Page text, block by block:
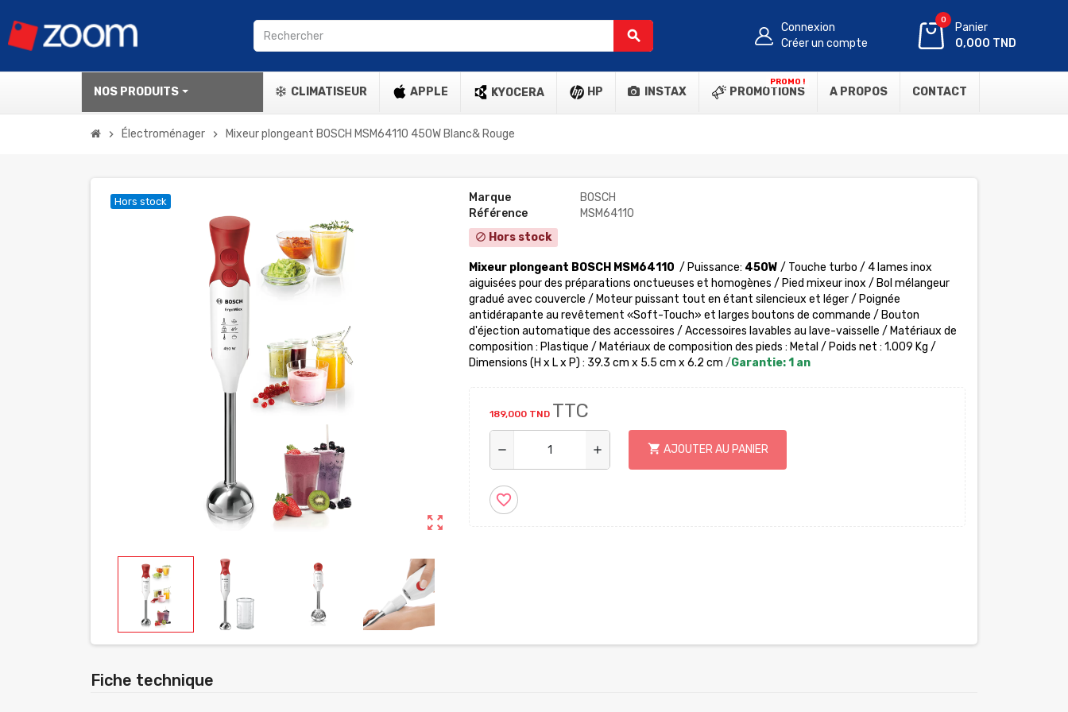
search
Connexion
Créer un compte
0
Panier
0,000 TND
NOS PRODUITS CLIMATISEUR APPLE KYOCERA HP INSTAX PROMOTIONS
PROMO !
A PROPOS CONTACT
chevron_right Électroménager chevron_right Mixeur plongeant BOSCH MSM64110 450W Blanc& Rouge
zoom_out_map
Hors stock Marque
BOSCH
Référence
MSM64110
block Hors stock
Mixeur plongeant BOSCH MSM64110 / Puissance: 450W / Touche turbo / 4 lames inox
aiguisées pour des préparations onctueuses et homogènes / Pied mixeur inox / Bol mélangeur
gradué avec couvercle / Moteur puissant tout en étant silencieux et léger / Poignée
antidérapante au revêtement «Soft-Touch» et larges boutons de commande / Bouton
d'éjection automatique des accessoires / Accessoires lavables au lave-vaisselle / Matériaux de
composition : Plastique / Matériaux de composition des pieds : Metal / Poids net : 1.009 Kg /
Dimensions (H x L x P) : 39.3 cm x 5.5 cm x 6.2 cm /Garantie: 1 an
189,000 TND TTC
remove add shopping_cart AJOUTER AU PANIER
favorite_border
Fiche technique